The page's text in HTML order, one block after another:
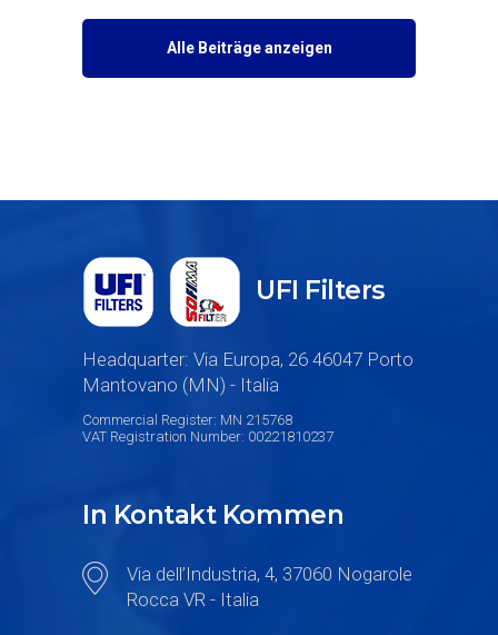
Alle Beiträge anzeigen
UFI Filters
Headquarter: Via Europa, 26 46047 Porto
Mantovano (MN) - Italia
Commercial Register: MN 215768
VAT Registration Number: 00221810237
In Kontakt Kommen
Via dell’Industria, 4, 37060 Nogarole
Rocca VR - Italia